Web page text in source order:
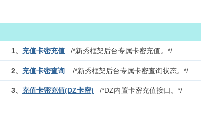
1、 充值卡密充值 /*新秀框架后台专属卡密充值。*/
2、 充值卡密查询 /*新秀框架后台专属卡密查询状态。*/
3、 充值卡密充值(DZ卡密) /*DZ内置卡密充值接口。*/